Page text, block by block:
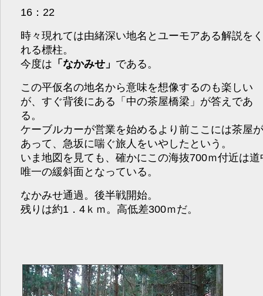
16：22
時々現れては由緒深い地名とユーモアある解説を
れる標柱。
今度は 「なかみせ」 である。
この平仮名の地名から意味を想像するのも楽しい
が、すぐ背後にある「中の茶屋橋梁」が答えであ
る。
ケーブルカーが営業を始めるより前ここには茶屋
あって、急坂に喘ぐ旅人をいやしたという。
いま地図を見ても、確かにこの海抜700ｍ付近は道
唯一の緩斜面となっている。
なかみせ通過。後半戦開始。
残りは約1．4ｋｍ。高低差300ｍだ。